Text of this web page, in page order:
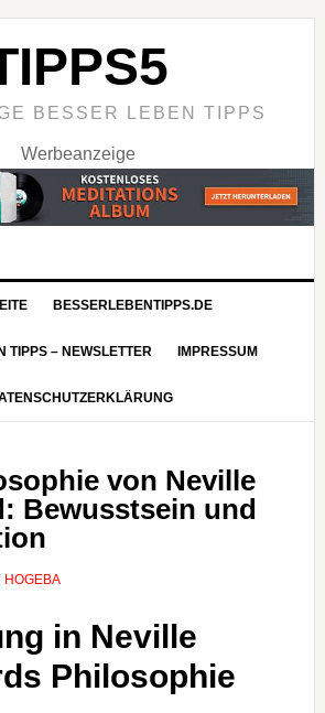
BESSER LEBEN TIPPS
Werbeanzeige
BESSERLEBENTIPPS.DE
TIPPS – NEWSLETTER IMPRESSUM
von Neville
Bewusstsein und
HOGEBA
i‬n Neville
Philosophie